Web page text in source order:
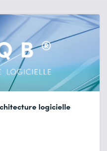
logicielle